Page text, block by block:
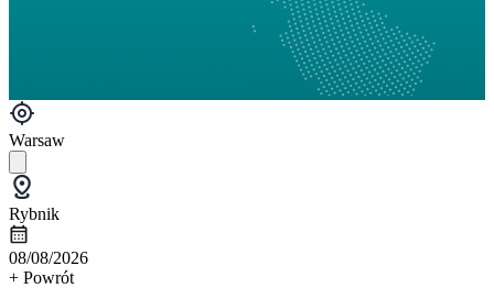
Warsaw
Rybnik
08/08/2026
+ Powrót